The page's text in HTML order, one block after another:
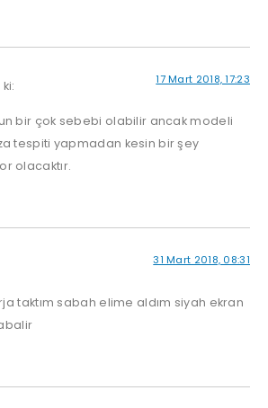
17 Mart 2018, 17:23
bir çok sebebi olabilir ancak modeli
tespiti yapmadan kesin bir şey
olacaktır.
31 Mart 2018, 08:31
taktım sabah elime aldım siyah ekran